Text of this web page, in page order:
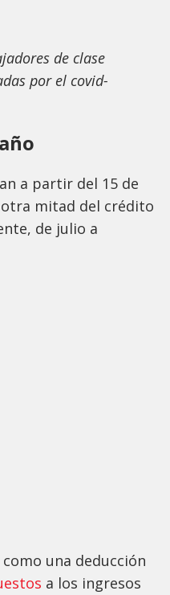
de clase
por el covid-
a partir del 15 de
mitad del crédito
de julio a
una deducción
a los ingresos